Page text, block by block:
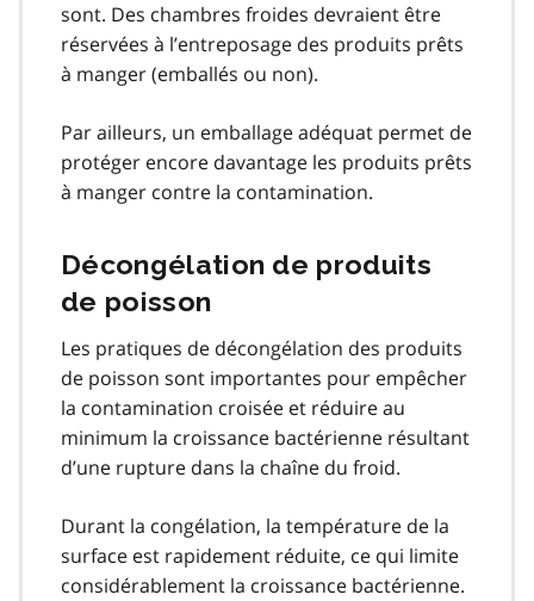
sont. Des chambres froides devraient être
réservées à l’entreposage des produits prêts
à manger (emballés ou non).
Par ailleurs, un emballage adéquat permet de
protéger encore davantage les produits prêts
à manger contre la contamination.
Décongélation de produits
de poisson
Les pratiques de décongélation des produits
de poisson sont importantes pour empêcher
la contamination croisée et réduire au
minimum la croissance bactérienne résultant
d’une rupture dans la chaîne du froid.
Durant la congélation, la température de la
surface est rapidement réduite, ce qui limite
considérablement la croissance bactérienne.